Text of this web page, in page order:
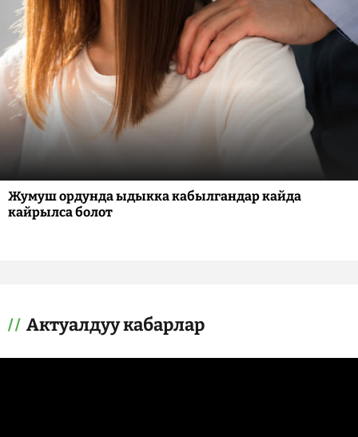
Жумуш ордунда ыдыкка кабылгандар кайда
кайрылса болот
Актуалдуу кабарлар